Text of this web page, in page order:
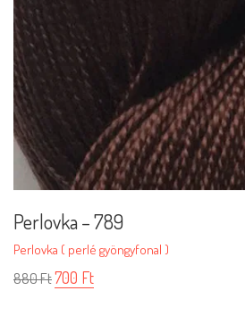
Perlovka – 789
Perlovka ( perlé gyöngyfonal )
880Ft700 Ft